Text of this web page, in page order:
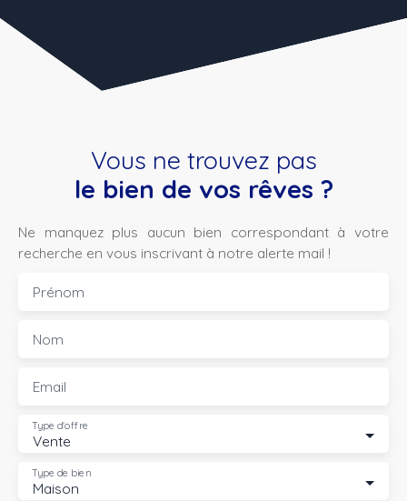
Vous ne trouvez pas
le bien de vos rêves ?
Ne manquez plus aucun bien correspondant à votre
recherche en vous inscrivant à notre alerte mail !
Prénom
Nom
Email
Vente
Type d'offre
Maison
Type de bien